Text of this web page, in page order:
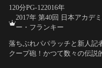
120分PG-122016年
2017年 第40回 日本アカデ
ー・フランキー
落ちぶれパパラッチと新人記
クープ砲！かつて数々の伝説